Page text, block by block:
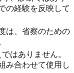
の経験を反映して
は、省察のための
はありません。
み合わせて使用し